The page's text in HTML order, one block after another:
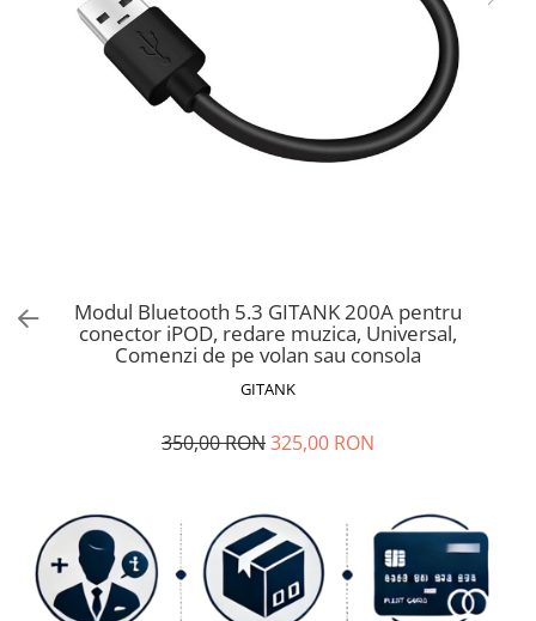
Mercedes Benz
Citroen / Peugeot
Land Rover
Modul Bluetooth 5.3 GITANK 200A pentru
conector iPOD, redare muzica, Universal,
Comenzi de pe volan sau consola
GITANK
350,00 RON325,00 RON